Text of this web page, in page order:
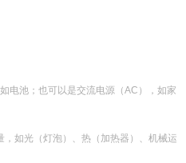
电池；也可以是交流电源（AC），如家
如光（灯泡）、热（加热器）、机械运